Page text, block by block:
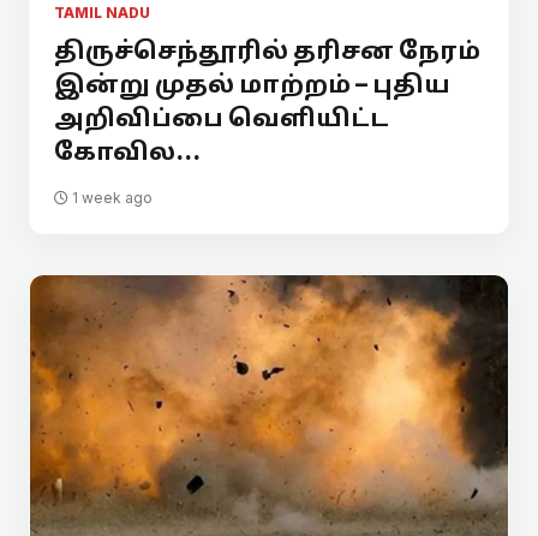
TAMIL NADU
திருச்செந்தூரில் தரிசன நேரம்
இன்று முதல் மாற்றம் – புதிய
அறிவிப்பை வெளியிட்ட
கோவில...
1 week ago